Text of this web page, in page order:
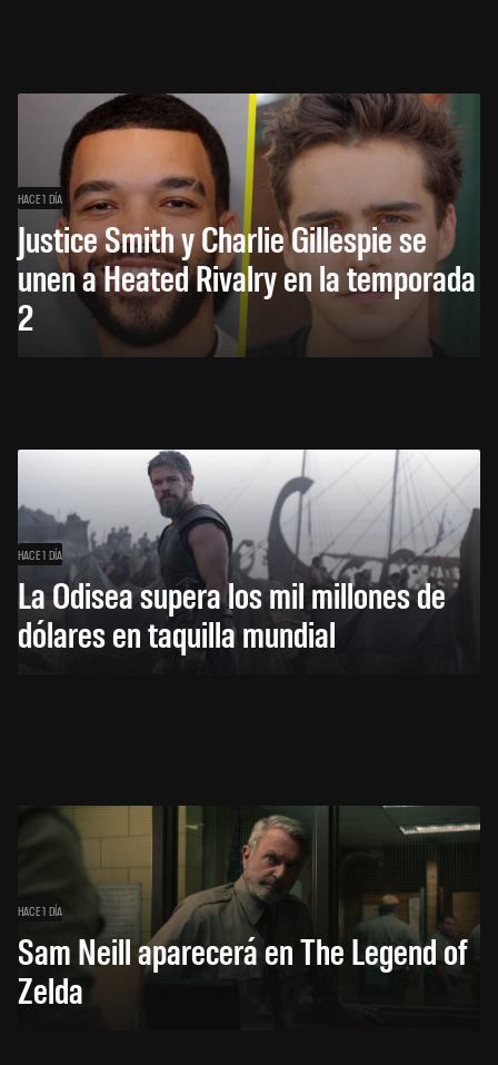
HACE 1 DÍA
Justice Smith y Charlie Gillespie se
unen a Heated Rivalry en la temporada
2
HACE 1 DÍA
La Odisea supera los mil millones de
dólares en taquilla mundial
HACE 1 DÍA
Sam Neill aparecerá en The Legend of
Zelda